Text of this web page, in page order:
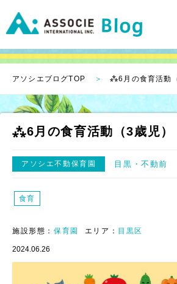
アソシエブログTOP ⁂6月の食育活動
⁂6月の食育活動（3歳児）
アソシエ不動保育園 目黒 不動前
食育
施設形態： 保育園 エリア： 目黒区
2024.06.26